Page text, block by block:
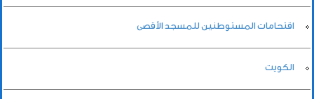
اقتحامات المستوطنين للمسجد الأقصى
الكويت